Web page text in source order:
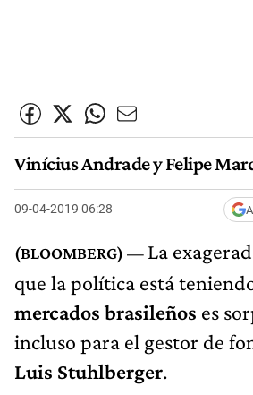
Vinícius Andrade y Felipe
09-04-2019 06:28
La
que la política está
mercados brasileños es
incluso para el gestor de
Luis Stuhlberger.